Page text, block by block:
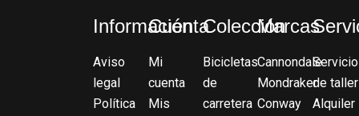
Información
Aviso
legal
Política
Cuenta
Mi
cuenta
Mis
Colección
Bicicletas
de
carretera
Marcas
Cannondale
Mondraker
Conway
Servicio
de taller
Alquiler